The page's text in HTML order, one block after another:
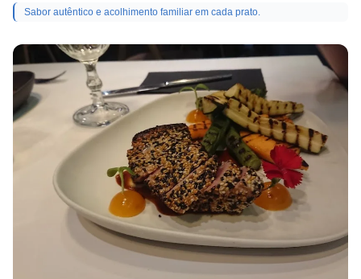
Sabor autêntico e acolhimento familiar em cada prato.